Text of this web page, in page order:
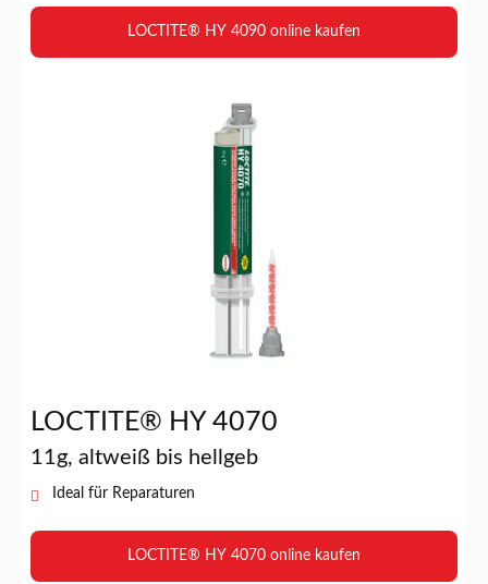
LOCTITE® HY 4090 online kaufen
LOCTITE® HY 4070
11g, altweiß bis hellgeb
Ideal für Reparaturen
LOCTITE® HY 4070 online kaufen